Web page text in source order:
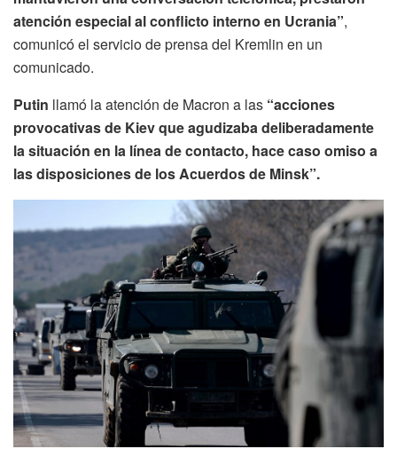
atención especial al conflicto interno en Ucrania”,
comunicó el servicio de prensa del Kremlin en un
comunicado.
Putin llamó la atención de Macron a las “acciones
provocativas de Kiev que agudizaba deliberadamente
la situación en la línea de contacto, hace caso omiso a
las disposiciones de los Acuerdos de Minsk”.